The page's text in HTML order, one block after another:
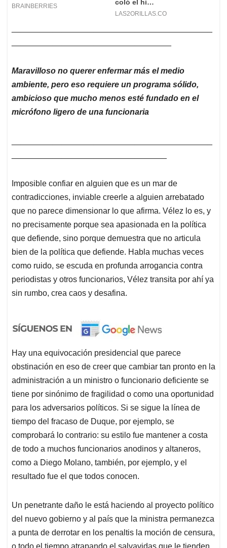
Maravilloso no querer enfermar más el medio
ambiente, pero eso requiere un programa sólido,
ambicioso que mucho menos esté fundado en el
micrófono ligero de una funcionaria
Imposible confiar en alguien que es un mar de
contradicciones, inviable creerle a alguien arrebatado
que no parece dimensionar lo que afirma. Vélez lo es, y
no precisamente porque sea apasionada en la política
que defiende, sino porque demuestra que no articula
bien de la política que defiende. Habla muchas veces
como ruido, se escuda en profunda arrogancia contra
periodistas y otros funcionarios, Vélez transita por ahí ya
sin rumbo, crea caos y desafina.
Hay una equivocación presidencial que parece
obstinación en eso de creer que cambiar tan pronto en la
administración a un ministro o funcionario deficiente se
tiene por sinónimo de fragilidad o como una oportunidad
para los adversarios políticos. Si se sigue la línea de
tiempo del fracaso de Duque, por ejemplo, se
comprobará lo contrario: su estilo fue mantener a costa
de todo a muchos funcionarios anodinos y altaneros,
como a Diego Molano, también, por ejemplo, y el
resultado fue el que todos conocen.
Un penetrante daño le está haciendo al proyecto político
del nuevo gobierno y al país que la ministra permanezca
a punta de derrotar en los penaltis la moción de censura,